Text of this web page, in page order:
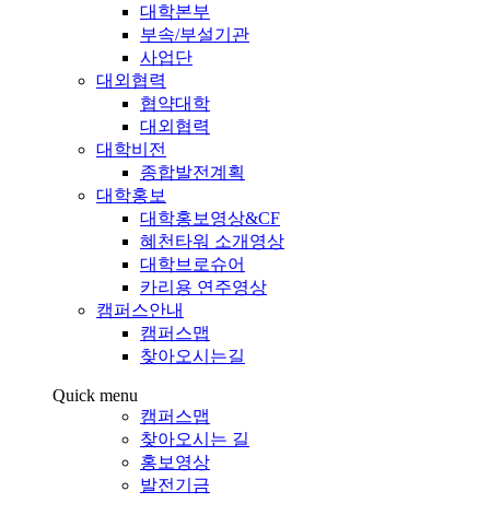
대학본부
부속/부설기관
사업단
대외협력
협약대학
대외협력
대학비전
종합발전계획
대학홍보
대학홍보영상&CF
혜천타워 소개영상
대학브로슈어
카리용 연주영상
캠퍼스안내
캠퍼스맵
찾아오시는길
Quick menu
캠퍼스맵
찾아오시는 길
홍보영상
발전기금